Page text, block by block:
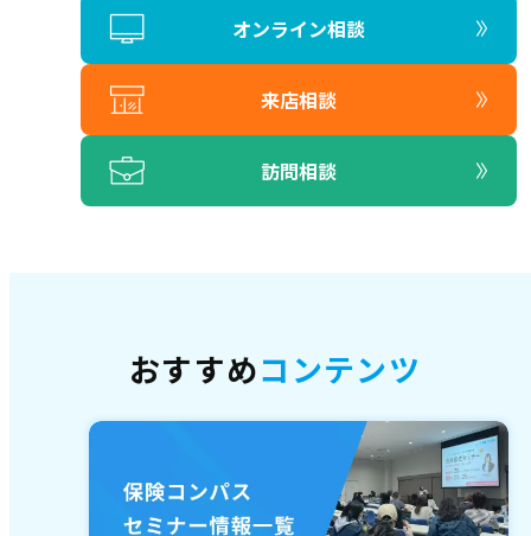
オンライン相談
来店相談
訪問相談
おすすめコンテンツ